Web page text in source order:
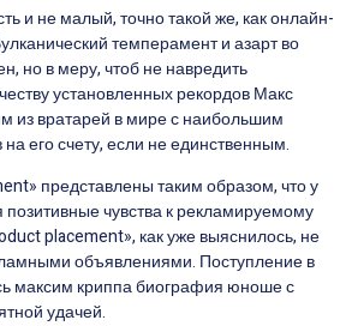
и не малый, точно такой же, как онлайн-
темперамент и азарт во
но в меру, чтоб не навредить
установленных рекордов Макс
из вратарей в мире с наибольшим
его счету, если не единственным.
представлены таким образом, что у
чувства к рекламируемому
placement», как уже выяснилось, не
объявлениями. Поступление в
максим криппа биография юноше с
удачей.